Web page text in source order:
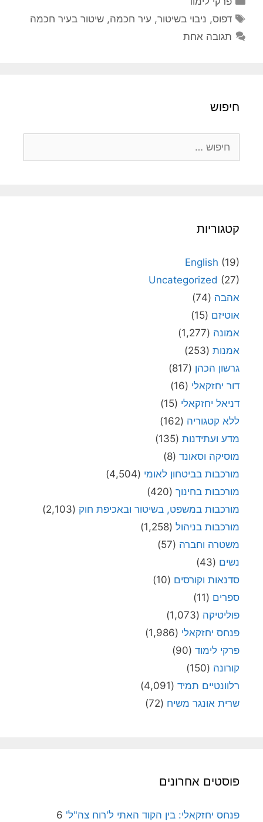
תגיות
דפוס, ניבוי בשיטור, עיר חכמה,שיטור בעיר חכמה
תגובה אחת
חיפוש
קטגוריות
English (19)
Uncategorized (27)
אהבה (74)
אוטיזם (15)
אמונה (1,277)
אמנות (253)
גרשון הכהן (817)
דור יחזקאלי (16)
דניאל יחזקאלי (15)
ללא קטגוריה (162)
מדע ועתידנות (135)
מוסיקה וסאונד (8)
מורכבות בביטחון לאומי (4,504)
מורכבות בחינוך (420)
מורכבות במשפט, בשיטור ובאכיפת חוק (2,103)
מורכבות בניהול (1,258)
משטרה וחברה (57)
נשים (43)
סדנאות וקורסים (10)
ספרים (11)
פוליטיקה (1,073)
פנחס יחזקאלי (1,986)
פרקי לימוד (90)
קורונה (150)
רלוונטיים תמיד (4,091)
שרית אונגר משיח (72)
פוסטים אחרונים
פנחס יחזקאלי: בין הקוד האתי ל'רוח צה"ל' 6